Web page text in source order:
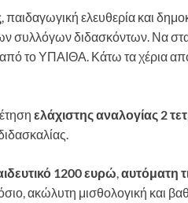
, παιδαγωγική ελευθερία και
συλλόγων διδασκόντων. Να
το ΥΠΑΙΘΑ. Κάτω τα χέρια
ελάχιστης αναλογίας 2
1200 ευρώ αυτόματη
ακώλυτη μισθολογική και